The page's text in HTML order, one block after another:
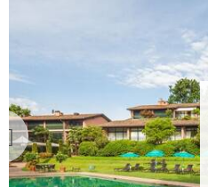
Previous